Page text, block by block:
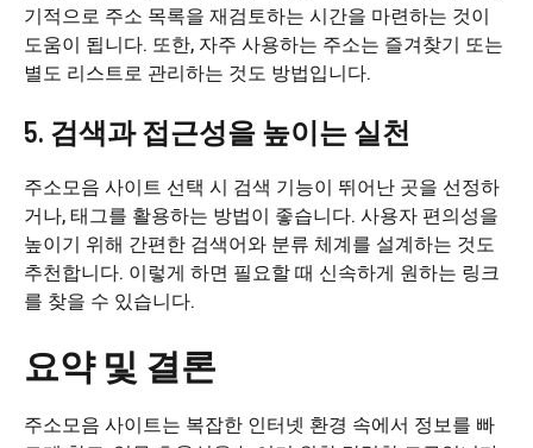
기적으로 주소 목록을 재검토하는 시간을 마련하는 것이
도움이 됩니다. 또한, 자주 사용하는 주소는 즐겨찾기 또는
별도 리스트로 관리하는 것도 방법입니다.
5. 검색과 접근성을 높이는 실천
주소모음 사이트 선택 시 검색 기능이 뛰어난 곳을 선정하
거나, 태그를 활용하는 방법이 좋습니다. 사용자 편의성을
높이기 위해 간편한 검색어와 분류 체계를 설계하는 것도
추천합니다. 이렇게 하면 필요할 때 신속하게 원하는 링크
를 찾을 수 있습니다.
요약 및 결론
주소모음 사이트는 복잡한 인터넷 환경 속에서 정보를 빠